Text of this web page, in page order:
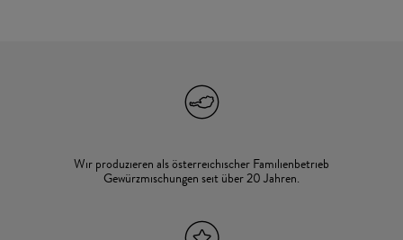
Wir produzieren als österreichischer Familienbetrieb
Gewürzmischungen seit über 20 Jahren.